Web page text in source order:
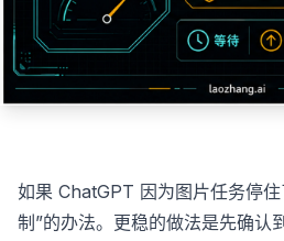
如果 ChatGPT 因为图片任务停
制”的办法。更稳的做法是先确认